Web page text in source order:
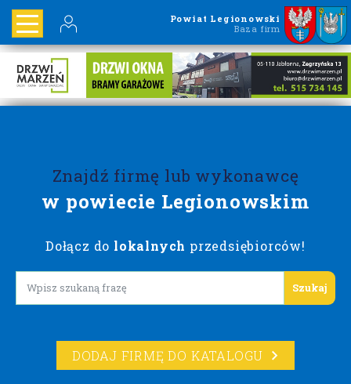
Powiat Legionowski
Baza firm
Znajdź firmę lub wykonawcę
w powiecie Legionowskim
Dołącz do lokalnych przedsiębiorców!
Lorem ipsum
DODAJ FIRMĘ DO KATALOGU